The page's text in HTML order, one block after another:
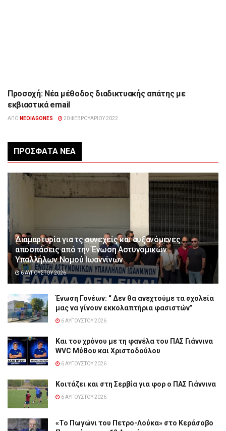
ΔΙΆΦΟΡΑ
Προσοχή: Νέα μέθοδος διαδικτυακής απάτης με
εκβιαστικά email
ΑΠΌ NEOIAGONES 20 ΦΕΒΡΟΥΑΡΊΟΥ 2022
ΠΡΌΣΦΑΤΑ ΝΈΑ
Διαμαρτυρία για τς συνεχείς και αυξανόμενες
αποσπάσεις από την Ένωση Αστυνομικών
Υπαλλήλων Νομού Ιωαννίνων
6 ΑΥΓΟΎΣΤΟΥ 2026
Ένωση Γονέων: “ Δεν θα ανεχτούμε τα σχολεία
μας να γίνουν εκκολαπτήρια φασιστών”
6 ΑΥΓΟΎΣΤΟΥ 2026
Και του χρόνου με τη φανέλα του ΠΑΣ Γιάννινα
WVC Μύθου και Χριστοδούλου
6 ΑΥΓΟΎΣΤΟΥ 2026
Κοιτάζει και στη Σερβία για φορ ο ΠΑΣ Γιάννινα
6 ΑΥΓΟΎΣΤΟΥ 2026
«Το Πωγώνι του Πετρο-Λούκα» στο Κεράσοβο